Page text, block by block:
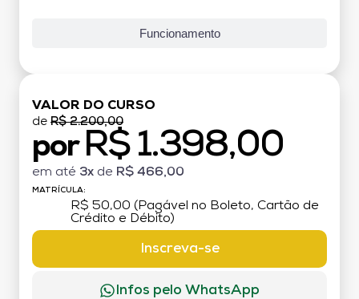
Funcionamento
VALOR DO CURSO
de R$ 2.200,00
por R$ 1.398,00
em até 3x de R$ 466,00
MATRÍCULA:
R$ 50,00 (Pagável no Boleto, Cartão de
Crédito e Débito)
Inscreva-se
Infos pelo WhatsApp